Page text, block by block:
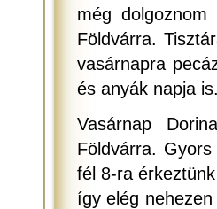
még
Földvárra.
vasárnapra
és anyák napja
Vasárnap
Földvárra.
fél 8-ra
így elég